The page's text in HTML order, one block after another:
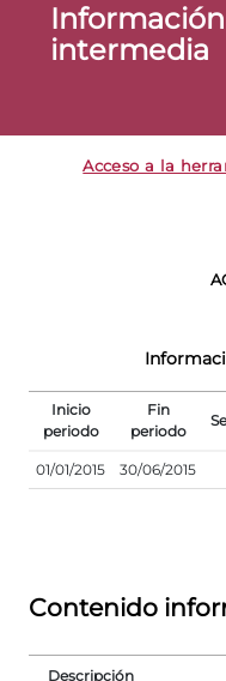
intermedia
Acceso a la
Inicio
periodo
Fin
periodo
01/01/2015 30/06/2015
Contenido
Descripción